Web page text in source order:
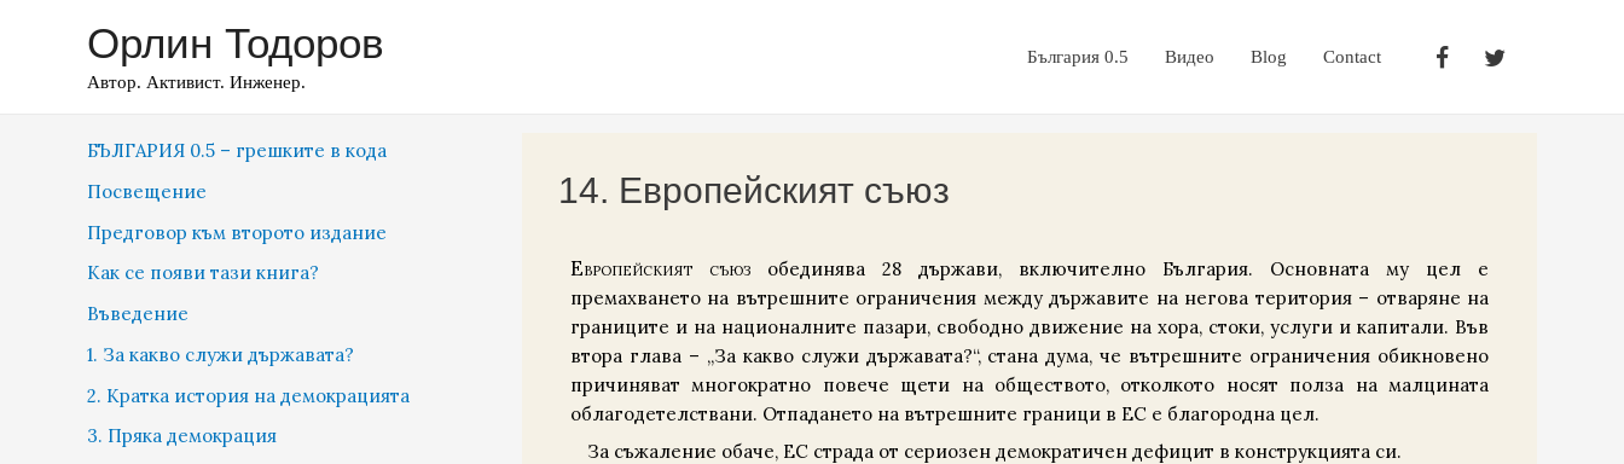
Орлин Тодоров
Автор. Активист. Инженер.
България 0.5 Видео Blog Contact
БЪЛГАРИЯ 0.5 – грешките в кода
Посвещение
Предговор към второто издание
Как се появи тази книга?
Въведение
1. За какво служи държавата?
2. Кратка история на демокрацията
3. Пряка демокрация
14. Европейският съюз
Европейският съюз обединява 28 държави, включително България. Основната му цел е
премахването на вътрешните ограничения между държавите на негова територия – отваряне на
границите и на националните пазари, свободно движение на хора, стоки, услуги и капитали. Във
втора глава – „За какво служи държавата?“, стана дума, че вътрешните ограничения обикновено
причиняват многократно повече щети на общес­твото, отколкото носят полза на малцината
облагодетелствани. Отпадането на вътрешните граници в ЕС е благородна цел.
За съжаление обаче, ЕС страда от сериозен демократичен дефицит в конструкцията си.